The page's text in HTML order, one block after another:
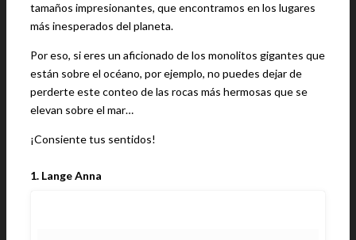
tamaños impresionantes, que encontramos en los lugares
más inesperados del planeta.
Por eso, si eres un aficionado de los monolitos gigantes que
están sobre el océano, por ejemplo, no puedes dejar de
perderte este conteo de las rocas más hermosas que se
elevan sobre el mar…
¡Consiente tus sentidos!
1. Lange Anna